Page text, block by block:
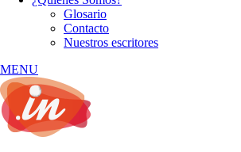
Glosario
Contacto
Nuestros escritores
MENU